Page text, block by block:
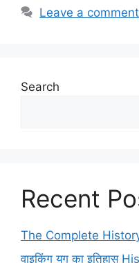
Leave a comment
Search
Recent
The Complete
वाइकिंग युग का इतिहास